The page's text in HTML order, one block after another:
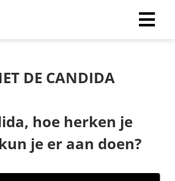
DE CANDIDA
hoe herken je
je er aan doen?